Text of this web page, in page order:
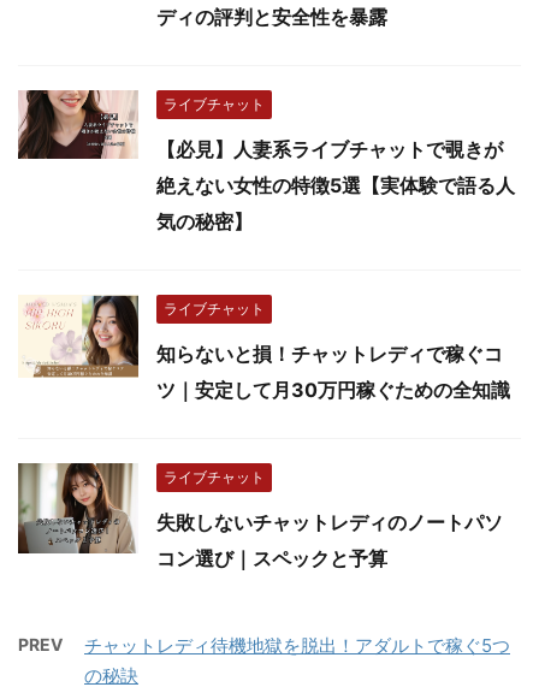
ディの評判と安全性を暴露
ライブチャット
【必見】人妻系ライブチャットで覗きが
絶えない女性の特徴5選【実体験で語る人
気の秘密】
ライブチャット
知らないと損！チャットレディで稼ぐコ
ツ｜安定して月30万円稼ぐための全知識
ライブチャット
失敗しないチャットレディのノートパソ
コン選び｜スペックと予算
PREV
チャットレディ待機地獄を脱出！アダルトで稼ぐ5つ
の秘訣